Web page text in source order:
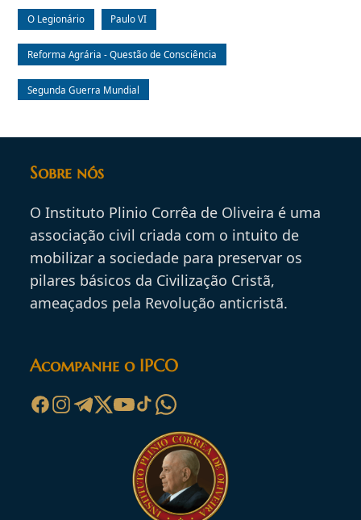
O Legionário Paulo VI
Reforma Agrária - Questão de Consciência
Segunda Guerra Mundial
Sobre nós
O Instituto Plinio Corrêa de Oliveira é uma
associação civil criada com o intuito de
mobilizar a sociedade para preservar os
pilares básicos da Civilização Cristã,
ameaçados pela Revolução anticristã.
Acompanhe o IPCO